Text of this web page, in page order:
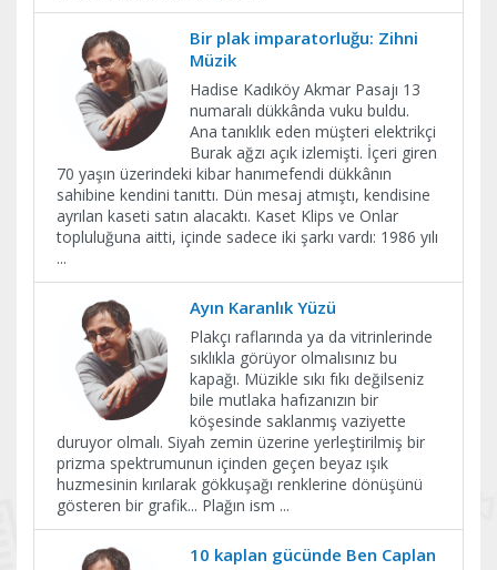
Bir plak imparatorluğu: Zihni
Müzik
Hadise Kadıköy Akmar Pasajı 13
numaralı dükkânda vuku buldu.
Ana tanıklık eden müşteri elektrikçi
Burak ağzı açık izlemişti. İçeri giren
70 yaşın üzerindeki kibar hanımefendi dükkânın
sahibine kendini tanıttı. Dün mesaj atmıştı, kendisine
ayrılan kaseti satın alacaktı. Kaset Klips ve Onlar
topluluğuna aitti, içinde sadece iki şarkı vardı: 1986 yılı
...
Ayın Karanlık Yüzü
Plakçı raflarında ya da vitrinlerinde
sıklıkla görüyor olmalısınız bu
kapağı. Müzikle sıkı fıkı değilseniz
bile mutlaka hafızanızın bir
köşesinde saklanmış vaziyette
duruyor olmalı. Siyah zemin üzerine yerleştirilmiş bir
prizma spektrumunun içinden geçen beyaz ışık
huzmesinin kırılarak gökkuşağı renklerine dönüşünü
gösteren bir grafik... Plağın ism ...
10 kaplan gücünde Ben Caplan